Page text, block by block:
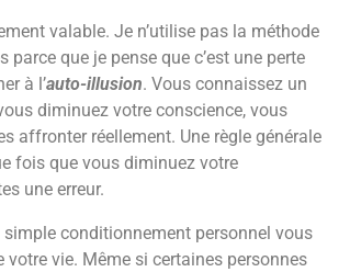
valable. Je n’utilise pas la méthode
que je pense que c’est une perte
à l’auto-illusion. Vous connaissez un
diminuez votre conscience, vous
affronter réellement. Une règle générale
fois que vous diminuez votre
une erreur.
simple conditionnement personnel vous
vie. Même si certaines personnes